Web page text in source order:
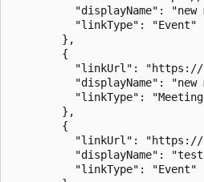
"displayName": "new
          "linkType": "Event"
        },
        {
"linkUrl":
"displayName": "new
"linkType":
        },
        {
"linkUrl":
"displayName":
          "linkType": "Event"